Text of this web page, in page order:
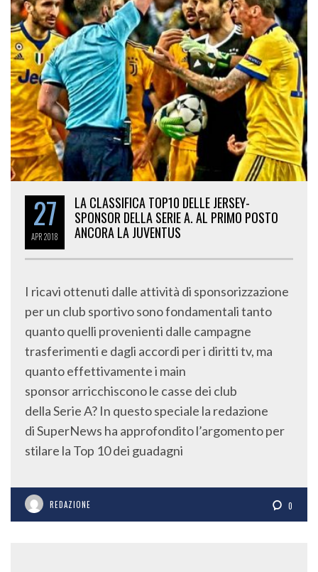
27
APR2018
LA CLASSIFICA TOP10 DELLE JERSEY-
SPONSOR DELLA SERIE A. AL PRIMO POSTO
ANCORA LA JUVENTUS
I ricavi ottenuti dalle attività di sponsorizzazione
per un club sportivo sono fondamentali tanto
quanto quelli provenienti dalle campagne
trasferimenti e dagli accordi per i diritti tv, ma
quanto effettivamente i main
sponsor arricchiscono le casse dei club
della Serie A? In questo speciale la redazione
di SuperNews ha approfondito l’argomento per
stilare la Top 10 dei guadagni
REDAZIONE 0